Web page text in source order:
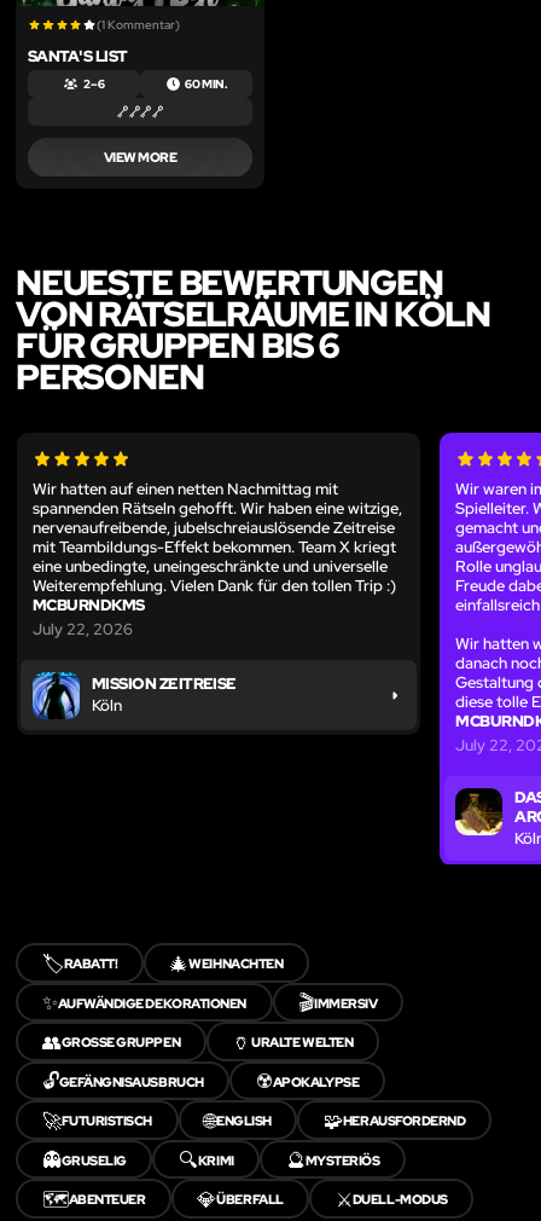
(1 Kommentar)
SANTA'S LIST
2 – 6 60 MIN.
VIEW MORE
NEUESTE BEWERTUNGEN
VON RÄTSELRÄUME IN KÖLN
FÜR GRUPPEN BIS 6
PERSONEN
Wir hatten auf einen netten Nachmittag mit
spannenden Rätseln gehofft. Wir haben eine witzige,
nervenaufreibende, jubelschreiauslösende Zeitreise
mit Teambildungs-Effekt bekommen. Team X kriegt
eine unbedingte, uneingeschränkte und universelle
Weiterempfehlung. Vielen Dank für den tollen Trip :)
MCBURNDKMS
July 22, 2026
MISSION ZEITREISE
Köln
Wir waren
Spielleiter.
gemacht
Rolle
Freude
Wir hatten
danach
Gestaltung
diese tolle
July 22,
🏷️RABATT! 🎄WEIHNACHTEN
✨AUFWÄNDIGE DEKORATIONEN 🎬IMMERSIV
👥GROSSE GRUPPEN 🏺URALTE WELTEN
🔓GEFÄNGNISAUSBRUCH ☢️APOKALYPSE
🚀FUTURISTISCH 🌐ENGLISH 🧩HERAUSFORDERND
👻GRUSELIG 🔍KRIMI 🔮MYSTERIÖS
🗺️ABENTEUER 💎ÜBERFALL ⚔️DUELL-MODUS